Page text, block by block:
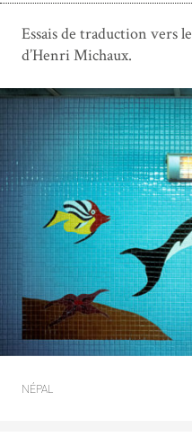
Essais de traduction vers
d’Henri Michaux.
NÉPAL